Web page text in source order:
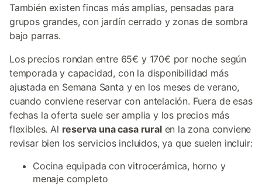
También existen fincas más amplias, pensadas para
grupos grandes, con jardín cerrado y zonas de sombra
bajo parras.
Los precios rondan entre 65€ y 170€ por noche según
temporada y capacidad, con la disponibilidad más
ajustada en Semana Santa y en los meses de verano,
cuando conviene reservar con antelación. Fuera de esas
fechas la oferta suele ser amplia y los precios más
flexibles. Al reserva una casa ruralen la zona conviene
revisar bien los servicios incluidos, ya que suelen incluir:
Cocina equipada con vitrocerámica, horno y
menaje completo